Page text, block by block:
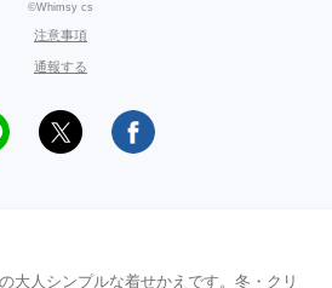
©Whimsy cs
注意事項
通報する
大人シンプルな着せかえです。冬・クリ